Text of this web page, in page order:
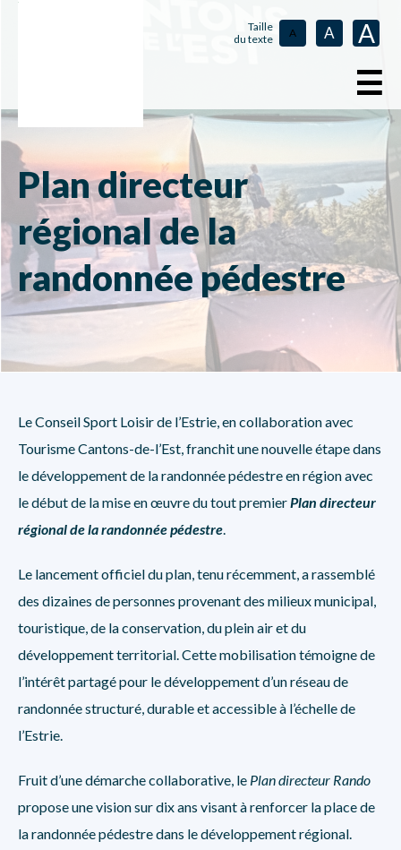
Taille
du texte
A A A
☰
Plan directeur
régional de la
randonnée pédestre
Le Conseil Sport Loisir de l’Estrie, en collaboration avec
Tourisme Cantons-de-l’Est, franchit une nouvelle étape dans
le développement de la randonnée pédestre en région avec
le début de la mise en œuvre du tout premierPlan directeur
régional de la randonnée pédestre.
Le lancement officiel du plan, tenu récemment, a rassemblé
des dizaines de personnes provenant des milieux municipal,
touristique, de la conservation, du plein air et du
développement territorial. Cette mobilisation témoigne de
l’intérêt partagé pour le développement d’un réseau de
randonnée structuré, durable et accessible à l’échelle de
l’Estrie.
Fruit d’une démarche collaborative, le Plan directeur Rando
propose une vision sur dix ans visant à renforcer la place de
la randonnée pédestre dans le développement régional.